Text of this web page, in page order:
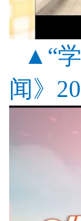
▲“
闻》